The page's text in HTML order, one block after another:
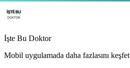
İşte Bu Doktor
Mobil uygulamada daha fazlasını keşfet